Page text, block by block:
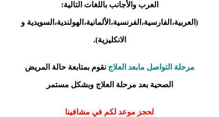
العرب والأجانب باللغات التالية:
(العربية،الفارسية،الفرنسية،الألمانية،الهولندية،السويدية و
الانكليزية).
مرحلة التواصل مابعد العلاجنقوم بمتابعة حالة المريض
الصحية بعد مرحلة العلاج وبشكل مستمر
لحجز موعد لكم في مشافينا